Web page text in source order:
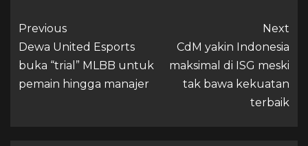
Previous
Dewa United Esports
buka “trial” MLBB untuk
pemain hingga manajer
Next
CdM yakin Indonesia
maksimal di ISG meski
tak bawa kekuatan
terbaik